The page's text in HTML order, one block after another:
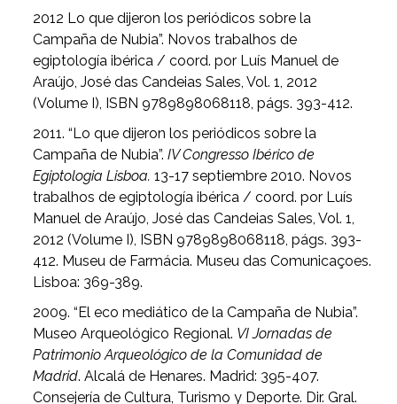
2012 Lo que dijeron los periódicos sobre la
Campaña de Nubia”. Novos trabalhos de
egiptología ibérica / coord. por Luís Manuel de
Araújo, José das Candeias Sales, Vol. 1, 2012
(Volume I), ISBN 9789898068118, págs. 393-412.
2011. “Lo que dijeron los periódicos sobre la
Campaña de Nubia”.IV Congresso Ibérico de
Egiptologia Lisboa. 13-17 septiembre 2010. Novos
trabalhos de egiptología ibérica / coord. por Luís
Manuel de Araújo, José das Candeias Sales, Vol. 1,
2012 (Volume I), ISBN 9789898068118, págs. 393-
412. Museu de Farmácia. Museu das Comunicaçoes.
Lisboa: 369-389.
2009. “El eco mediático de la Campaña de Nubia”.
Museo Arqueológico Regional. VI Jornadas de
Patrimonio Arqueológico de la Comunidad de
Madrid. Alcalá de Henares. Madrid: 395-407.
Consejería de Cultura, Turismo y Deporte. Dir. Gral.